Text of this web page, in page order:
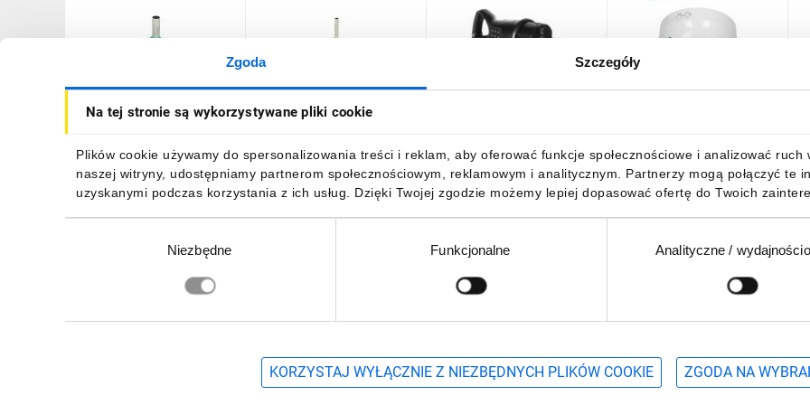
Zgoda Szczegóły
Na tej stronie są wykorzystywane pliki cookie
Plików cookie używamy do spersonalizowania treści i reklam, aby oferować funkcje społecznościowe i analizować
naszej witryny, udostępniamy partnerom społecznościowym, reklamowym i analitycznym. Partnerzy mogą połączyć
uzyskanymi podczas korzystania z ich usług. Dzięki Twojej zgodzie możemy lepiej dopasować ofertę do Twoich
Niezbędne Funkcjonalne Analityczne /
KORZYSTAJ WYŁĄCZNIE Z NIEZBĘDNYCH PLIKÓW COOKIE ZGODA NA
Tulejka izolowana, przekrój
maksymalny 6mm2,
12mm, 100 sztuk.,OR-KK-
8100/6/12
14,12 złbrutto
Tulejka izolowana, przekrój
maksymalny 1,5mm2,
10mm, 100 sztuk.,OR-KK-
8100/1,5/10
7,33 złbrutto
1369
8,55 złbrutto 33,49 złbrutto
DO KOSZYKA
Zapisz się, aby otrzymać informacje o nowościach, promocjach i wyprzedażach